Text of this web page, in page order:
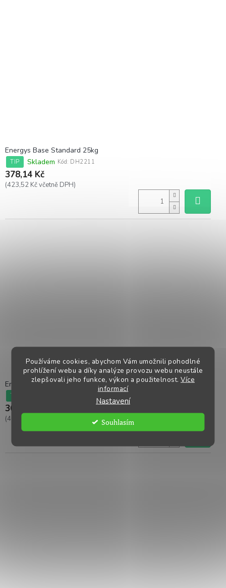
Používáme cookies, abychom Vám umožnili pohodlné
prohlížení webu a díky analýze provozu webu neustále
zlepšovali jeho funkce, výkon a použitelnost. Více
informací
Nastavení
Souhlasím
Energys Base Standard 25kg
TIP Skladem Kód: DH2211
378,14 Kč
(423,52 Kč včetně DPH)
Energys jehně 25 kg
TIP
364,60 Kč
(408,35 Kč včetně DPH)